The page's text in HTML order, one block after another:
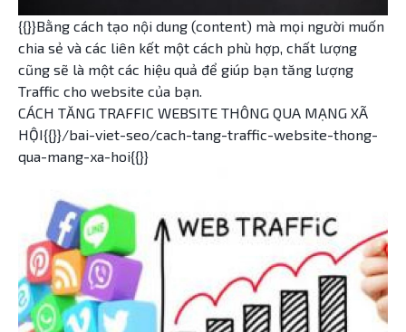
{{}}Bằng cách tạo nội dung (content) mà mọi người muốn
chia sẻ và các liên kết một cách phù hợp, chất lượng
cũng sẽ là một các hiệu quả để giúp bạn tăng lượng
Traffic cho website của bạn.
CÁCH TĂNG TRAFFIC WEBSITE THÔNG QUA MẠNG XÃ
HỘI{{}}/bai-viet-seo/cach-tang-traffic-website-thong-
qua-mang-xa-hoi{{}}